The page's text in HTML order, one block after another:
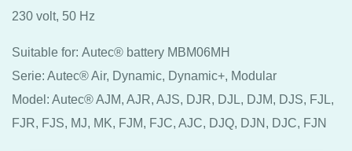
230 volt, 50 Hz
Suitable for: Autec® battery MBM06MH
Serie: Autec® Air, Dynamic, Dynamic+, Modular
Model: Autec® AJM, AJR, AJS, DJR, DJL, DJM, DJS, FJL,
FJR, FJS, MJ, MK, FJM, FJC, AJC, DJQ, DJN, DJC, FJN